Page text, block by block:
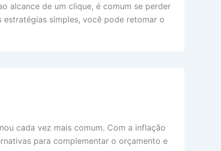
alcance de um clique, é comum se perder
simples, você pode retomar o
cada vez mais comum. Com a inflação
para complementar o orçamento e